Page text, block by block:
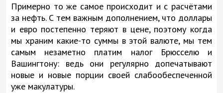
Примерно то же самое происходит и с расчётами
за нефть. С тем важным дополнением, что доллары
и евро постепенно теряют в цене, поэтому когда
мы храним какие-то суммы в этой валюте, мы тем
самым незаметно платим налог Брюсселю и
Вашингтону: ведь они регулярно допечатывают
новые и новые порции своей слабообеспеченной
уже макулатуры.